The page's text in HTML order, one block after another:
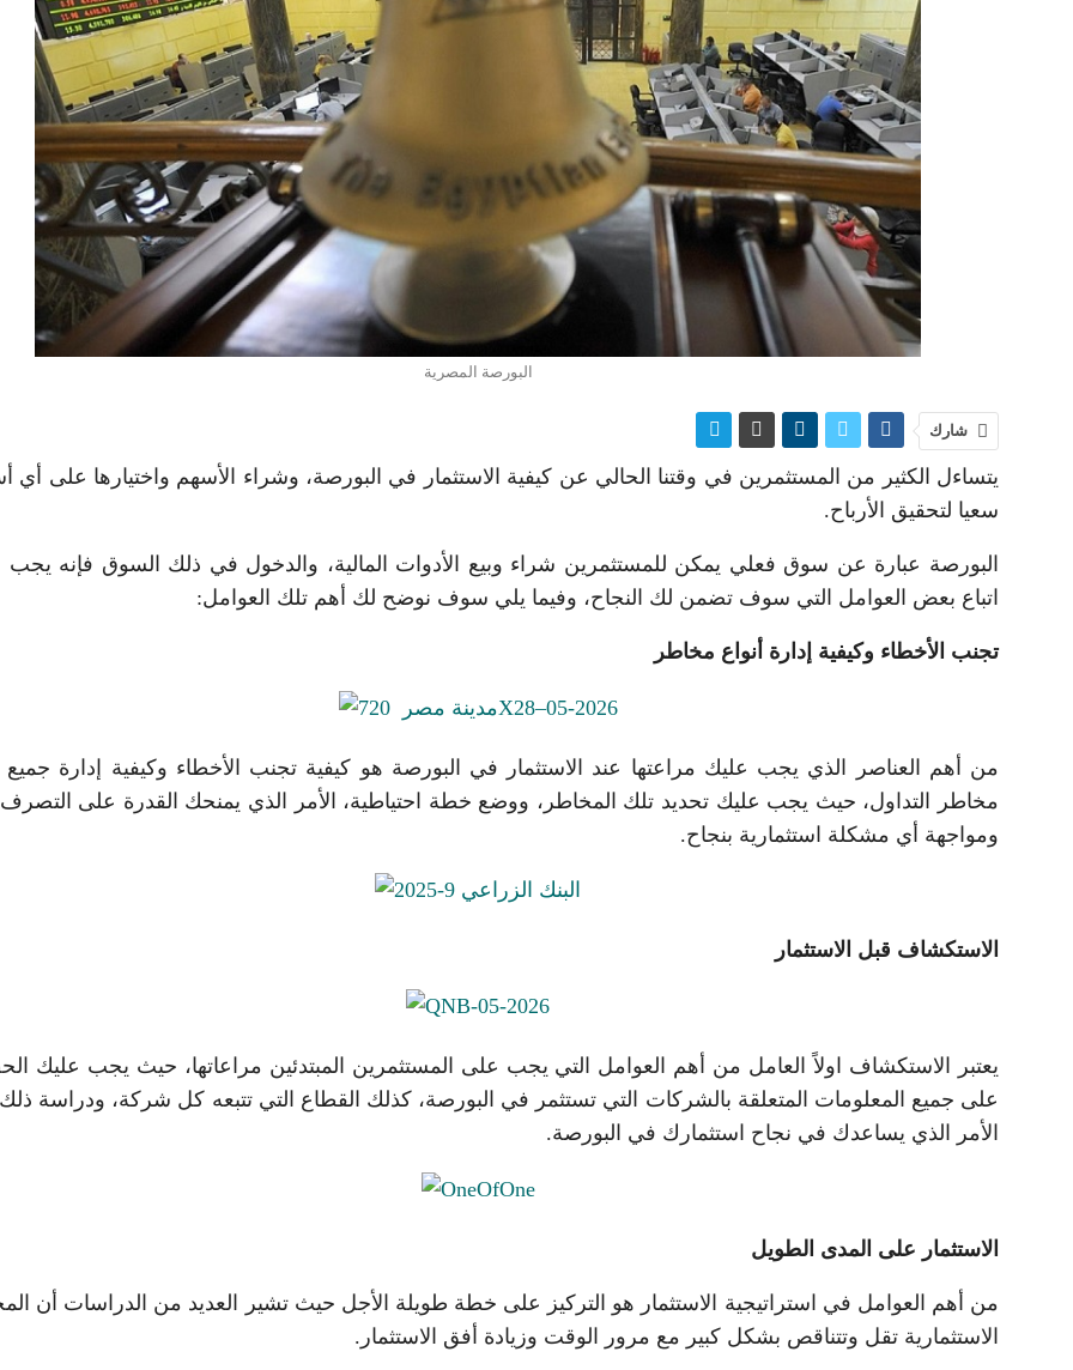
البورصة المصرية
شارك
يتساءل الكثير من المستثمرين في وقتنا الحالي عن كيفية الاستثمار في البورصة، وشراء الأسهم واختيارها على
سعيا لتحقيق الأرباح.
البورصة عبارة عن سوق فعلي يمكن للمستثمرين شراء وبيع الأدوات المالية، والدخول في ذلك السوق فإنه يجب
اتباع بعض العوامل التي سوف تضمن لك النجاح، وفيما يلي سوف نوضح لك أهم تلك العوامل:
تجنب الأخطاء وكيفية إدارة أنواع مخاطر
من أهم العناصر الذي يجب عليك مراعتها عند الاستثمار في البورصة هو كيفية تجنب الأخطاء وكيفية إدارة جميع
مخاطر التداول، حيث يجب عليك تحديد تلك المخاطر، ووضع خطة احتياطية، الأمر الذي يمنحك القدرة على التصرف
ومواجهة أي مشكلة استثمارية بنجاح.
الاستكشاف قبل الاستثمار
يعتبر الاستكشاف اولاً العامل من أهم العوامل التي يجب على المستثمرين المبتدئين مراعاتها، حيث يجب عليك
على جميع المعلومات المتعلقة بالشركات التي تستثمر في البورصة، كذلك القطاع التي تتبعه كل شركة، ودراسة ذلك
الأمر الذي يساعدك في نجاح استثمارك في البورصة.
الاستثمار على المدى الطويل
من أهم العوامل في استراتيجية الاستثمار هو التركيز على خطة طويلة الأجل حيث تشير العديد من الدراسات أن
الاستثمارية تقل وتتناقص بشكل كبير مع مرور الوقت وزيادة أفق الاستثمار.